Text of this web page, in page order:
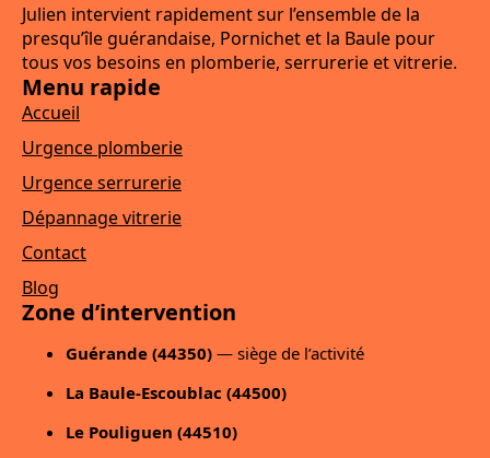
Julien intervient rapidement sur l’ensemble de la
presqu’île guérandaise, Pornichet et la Baule pour
tous vos besoins en plomberie, serrurerie et vitrerie.
Menu rapide
Accueil
Urgence plomberie
Urgence serrurerie
Dépannage vitrerie
Contact
Blog
Zone d’intervention
Guérande (44350) — siège de l’activité
La Baule-Escoublac (44500)
Le Pouliguen (44510)